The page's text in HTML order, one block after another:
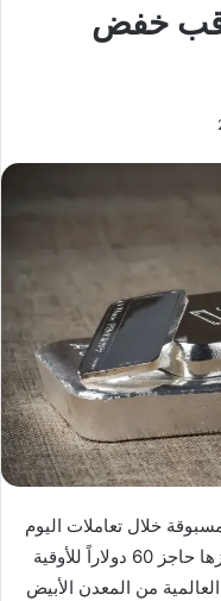
خفض
خلال تعاملات اليوم
الأربعاء، مواصلة صعودها القوي بعد تجاوزها حاجز 60 دولاراً للأوقية
من المعدن الأبيض